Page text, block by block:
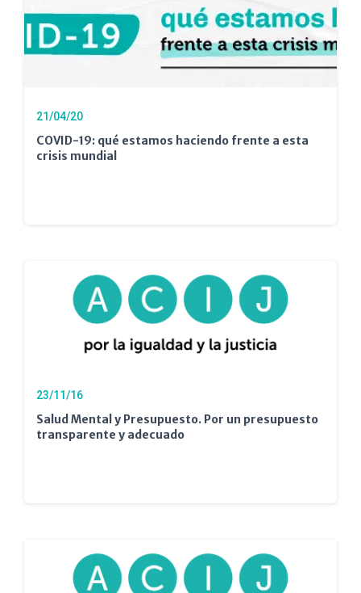
21/04/20
COVID-19: qué estamos haciendo frente a esta
crisis mundial
23/11/16
Salud Mental y Presupuesto. Por un presupuesto
transparente y adecuado